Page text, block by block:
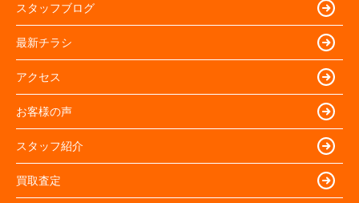
スタッフブログ
最新チラシ
アクセス
お客様の声
スタッフ紹介
買取査定